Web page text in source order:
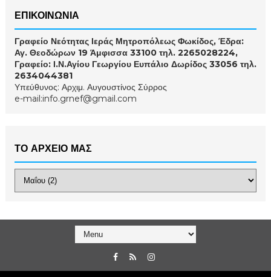
ΕΠΙΚΟΙΝΩΝΙΑ
Γραφείο Νεότητας Ιεράς Μητροπόλεως Φωκίδος, Έδρα:
Αγ. Θεοδώρων 19 Άμφισσα 33100 τηλ. 2265028224,
Γραφείο: Ι.Ν.Αγίου Γεωργίου Ευπάλιο Δωρίδος 33056 τηλ.
2634044381
Υπεύθυνος: Αρχιμ. Αυγουστίνος Σύρρος
e-mail:info.grnef@gmail.com
ΤΟ ΑΡΧΕΙΟ ΜΑΣ